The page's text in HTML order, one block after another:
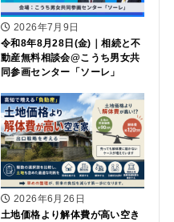
2026年7月9日
令和8年8月28日(金)｜相続と不
動産無料相談会@こうち男女共
同参画センター「ソーレ」
2026年6月26日
土地価格より解体費が高い空き